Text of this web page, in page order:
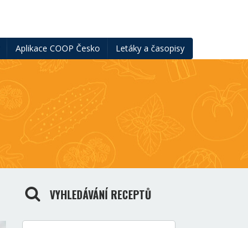
Aplikace COOP Česko Letáky a časopisy
VYHLEDÁVÁNÍ RECEPTŮ